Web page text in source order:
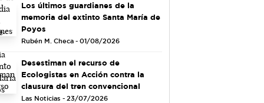
Los últimos guardianes de la
memoria del extinto Santa María de
Poyos
Rubén M. Checa - 01/08/2026
Desestiman el recurso de
Ecologistas en Acción contra la
clausura del tren convencional
Las Noticias - 23/07/2026